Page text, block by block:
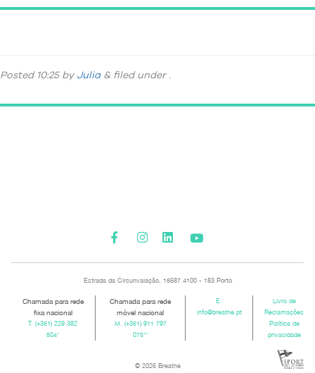
Posted 10:25by Julia & filed under .
Estrada da Circunvalação, 15687 4100 - 183 Porto
Chamada para rede
fixa nacional
T.(+351) 229 382
504*
Chamada para rede
móvel nacional
M. (+351) 911 797
075**
E.
info@breathe.pt
Livro de
Reclamações
Política de
privacidade
© 2026 Breathe